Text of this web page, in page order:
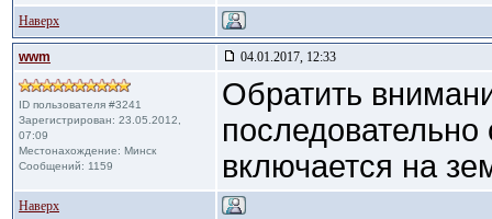
Наверх
wwm 04.01.2017, 12:33
ID пользователя #3241
Зарегистрирован: 23.05.2012,
07:09
Местонахождение: Mинск
Сообщений: 1159
Обратить
включается на
Наверх